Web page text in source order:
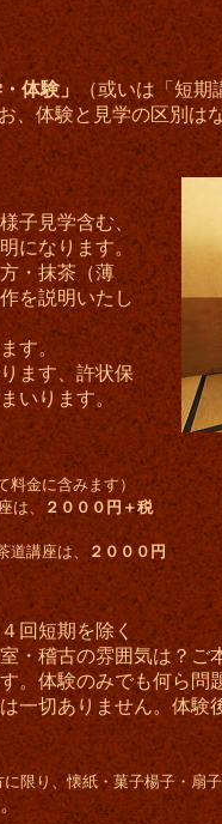
体験」（或いは「短期
体験と見学の区別は
子見学含む、
になります。
・抹茶（薄
を説明いたし
す。
ます、許状保
いります。
料金に含みます）
は、２０００円＋税
講座は、２０００円
短期を除く
稽古の雰囲気は？ご
体験のみでも何ら問
切ありません。体験
限り、懐紙・菓子楊子・扇